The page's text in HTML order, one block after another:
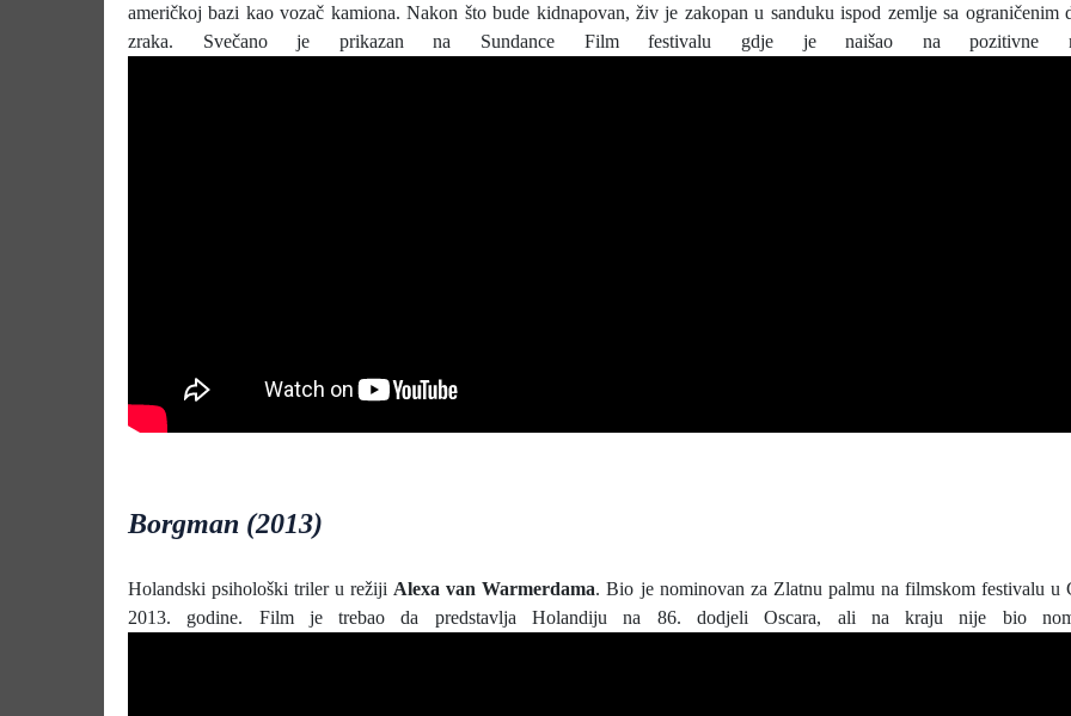
američkoj bazi kao vozač kamiona. Nakon što bude kidnapovan, živ je zakopan u sanduku ispod zemlje sa ograničenim
zraka. Svečano je prikazan na Sundance Film festivalu gdje je naišao na pozitivne
Borgman (2013)
Holandski psihološki triler u režiji Alexa van Warmerdama. Bio je nominovan za Zlatnu palmu na filmskom festivalu u
2013. godine. Film je trebao da predstavlja Holandiju na 86. dodjeli Oscara, ali na kraju nije bio